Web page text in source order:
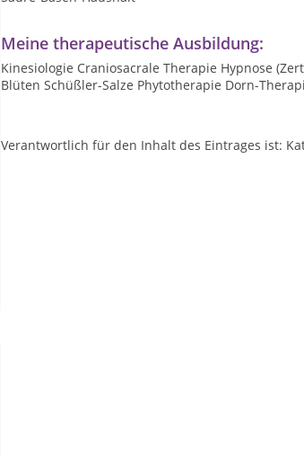
Meine therapeutische Ausbildung:
Kinesiologie Craniosacrale Therapie Hypnose
Blüten Schüßler-Salze Phytotherapie Dorn-
Verantwortlich für den Inhalt des Eintrages ist: